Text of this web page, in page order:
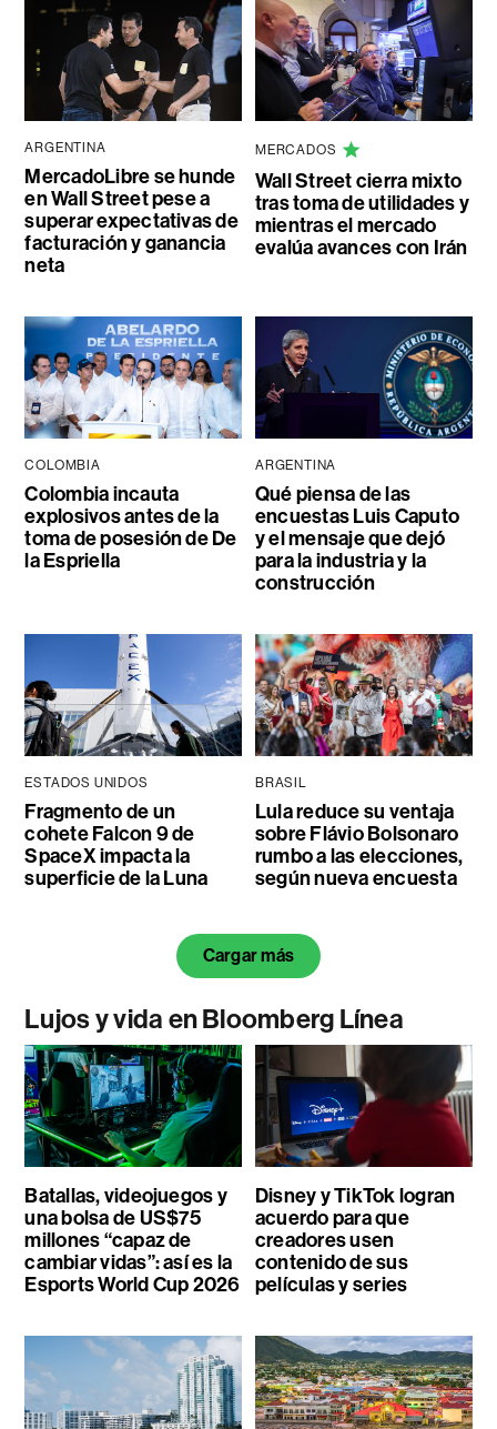
ARGENTINA
MercadoLibre se hunde
en Wall Street pese a
superar expectativas de
facturación y ganancia
neta
MERCADOS
Wall Street cierra mixto
tras toma de utilidades y
mientras el mercado
evalúa avances con Irán
COLOMBIA
Colombia incauta
explosivos antes de la
toma de posesión de De
la Espriella
ARGENTINA
Qué piensa de las
encuestas Luis Caputo
y el mensaje que dejó
para la industria y la
construcción
ESTADOS UNIDOS
Fragmento de un
cohete Falcon 9 de
SpaceX impacta la
superficie de la Luna
BRASIL
Lula reduce su ventaja
sobre Flávio Bolsonaro
rumbo a las elecciones,
según nueva encuesta
Cargar más
Lujos y vida en Bloomberg Línea
Batallas, videojuegos y
una bolsa de US$75
millones “capaz de
cambiar vidas”: así es la
Esports World Cup 2026
Disney y TikTok logran
acuerdo para que
creadores usen
contenido de sus
películas y series